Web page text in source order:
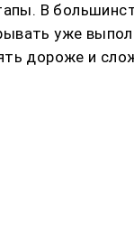
В
уже
дороже и